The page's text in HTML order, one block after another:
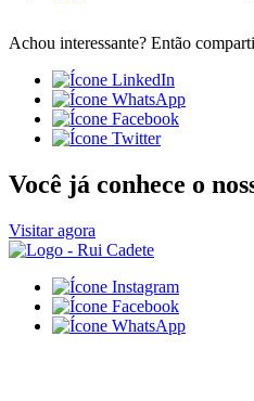
Achou interessante? Então
Você já conhece o
Visitar agora